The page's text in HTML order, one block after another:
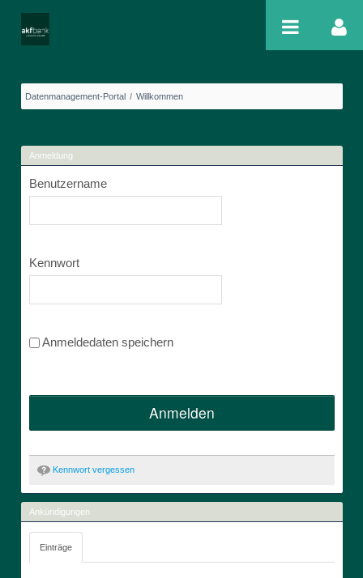
Welcome
Datenmanagement-Portal / Willkommen
Anmeldung
Benutzername
Kennwort
Anmeldedaten speichern
Anmelden
Kennwort vergessen
Ankündigungen
Einträge